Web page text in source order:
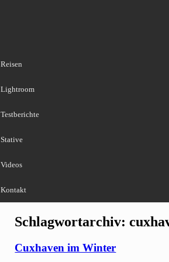
Reisen
Lightroom
Testberichte
Stative
Videos
Kontakt
Schlagwortarchiv:
Cuxhaven im Winter